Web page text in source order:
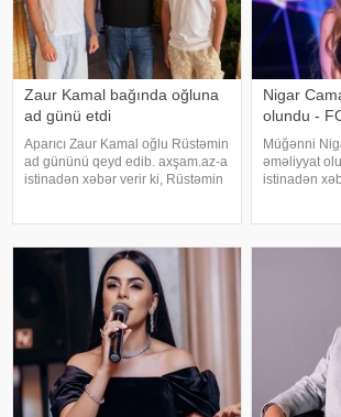
Zaur Kamal bağında oğluna
ad günü etdi
Aparıcı Zaur Kamal oğlu Rüstəmin
ad gününü qeyd edib. axşam.az-a
istinadən xəbər verir ki, Rüstəmin
Daha sonra isə Zaur ailəsi il
Nigar
olundu -
Müğənni
əməliyyat
istinadən
olduğunu